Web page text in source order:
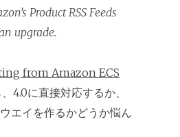
Product RSS Feeds
upgrade.
from Amazon ECS
4.0に直接対応するか、
エイを作るかどうか悩ん